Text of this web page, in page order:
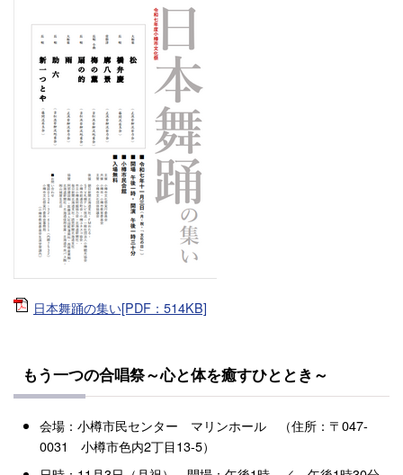
日本舞踊の集い[PDF：514KB]
もう一つの合唱祭～心と体を癒すひととき～
会場：小樽市民センター マリンホール （住所：〒047-
0031 小樽市色内2丁目13-5）